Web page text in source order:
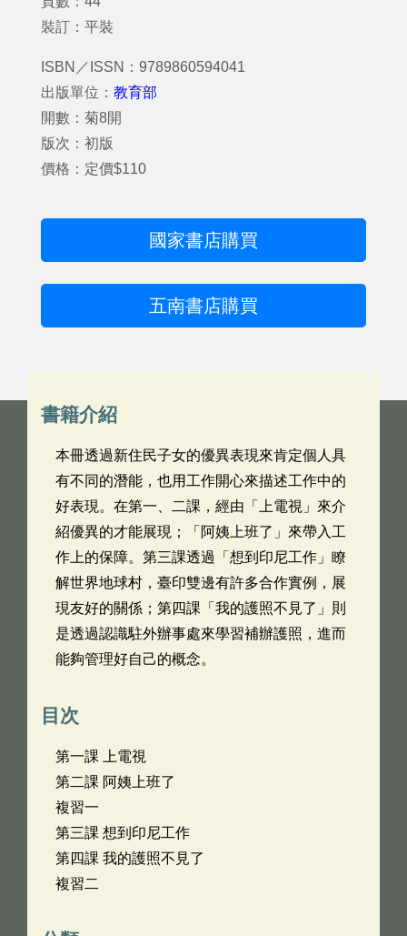
裝訂：平裝
ISBN／ISSN：9789860594041
出版單位： 教育部
開數：菊8開
版次：初版
價格：定價$110
國家書店購買
五南書店購買
書籍介紹
本冊透過新住民子女的優異表現來肯定個人具
有不同的潛能，也用工作開心來描述工作中的
好表現。在第一、二課，經由「上電視」來介
紹優異的才能展現；「阿姨上班了」來帶入工
作上的保障。第三課透過「想到印尼工作」瞭
解世界地球村，臺印雙邊有許多合作實例，展
現友好的關係；第四課「我的護照不見了」則
是透過認識駐外辦事處來學習補辦護照，進而
能夠管理好自己的概念。
目次
第一課 上電視
第二課 阿姨上班了
複習一
第三課 想到印尼工作
第四課 我的護照不見了
複習二